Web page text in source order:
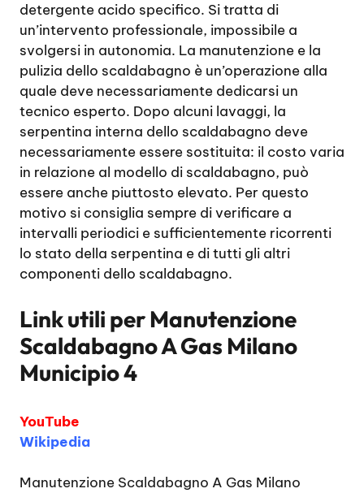
detergente acido specifico. Si tratta di
un’intervento professionale, impossibile a
svolgersi in autonomia. La manutenzione e la
pulizia dello scaldabagno è un’operazione alla
quale deve necessariamente dedicarsi un
tecnico esperto. Dopo alcuni lavaggi, la
serpentina interna dello scaldabagno deve
necessariamente essere sostituita: il costo varia
in relazione al modello di scaldabagno, può
essere anche piuttosto elevato. Per questo
motivo si consiglia sempre di verificare a
intervalli periodici e sufficientemente ricorrenti
lo stato della serpentina e di tutti gli altri
componenti dello scaldabagno.
Link utili perManutenzione
Scaldabagno A Gas Milano
Municipio 4
YouTube
Wikipedia
Manutenzione Scaldabagno A Gas Milano